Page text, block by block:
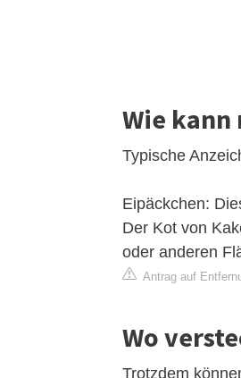
Wie kann
Typische
Eipäckchen:
Der Kot von
oder anderen
Antrag auf
Wo
Trotzdem